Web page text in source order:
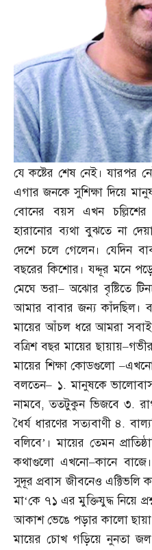
যে কষ্টের শেষ নেই। যারপর
এগার জনকে সুশিক্ষা দিয়ে
বোনের বয়স এখন চল্লিশের
হারানোর ব্যথা বুঝতে না
দেশে চলে গেলেন। যেদিন
বছরের কিশোর। যদ্দূর মনে
মেঘে ভরা–অঝোর বৃষ্টিতে
আমার বাবার জন্য কাঁদছিল।
মায়ের আঁচল ধরে আমরা সবাই
বত্রিশ বছর মায়ের ছায়ায়–
মায়ের শিক্ষা কোডগুলো –
বলতেন– ১.মানুষকে
নামবে,ততটুকুন ভিজবে ৩.
ধৈর্য ধারণের সত্যবাণী ৪.
বলিবে’। মায়ের তেমন
কথাগুলো এখনো–কানে
সুদূর প্রবাস জীবনেও
মা‘কে ৭১ এর মুক্তিযুদ্ধ নিয়ে
আকাশ ভেঙে পড়ার কালো
মায়ের চোখ গড়িয়ে নুনতা